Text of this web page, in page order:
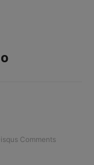
Comments